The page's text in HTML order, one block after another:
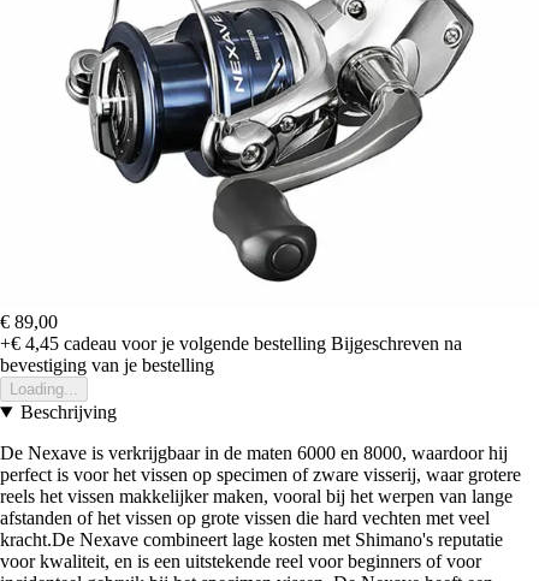
€ 89,00
+€ 4,45 cadeau voor je volgende bestelling Bijgeschreven na
bevestiging van je bestelling
Loading...
Beschrijving
De Nexave is verkrijgbaar in de maten 6000 en 8000, waardoor hij
perfect is voor het vissen op specimen of zware visserij, waar grotere
reels het vissen makkelijker maken, vooral bij het werpen van lange
afstanden of het vissen op grote vissen die hard vechten met veel
kracht.De Nexave combineert lage kosten met Shimano's reputatie
voor kwaliteit, en is een uitstekende reel voor beginners of voor